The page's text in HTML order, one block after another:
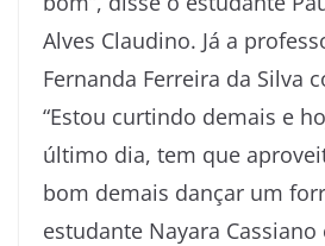
Alves Claudino. Já a
Fernanda Ferreira da Silva
“Estou curtindo demais e
último dia, tem que
bom demais dançar um
estudante Nayara